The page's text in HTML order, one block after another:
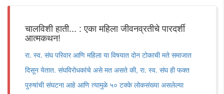
चालविशी हाती... : एका महिला जीवनव्रतीचे पारदर्शी
आत्मकथन!
रा. स्व. संघ परिवार आणि महिला या विषयात दोन टोकाची मते समाजात
दिसून येतात. संघविरोधकांचे असे मत असते की, रा. स्व. संघ ही फक्त
पुरुषांची संघटना आहे आणि त्यामुळे ५० टक्के लोकसंख्या असलेल्या